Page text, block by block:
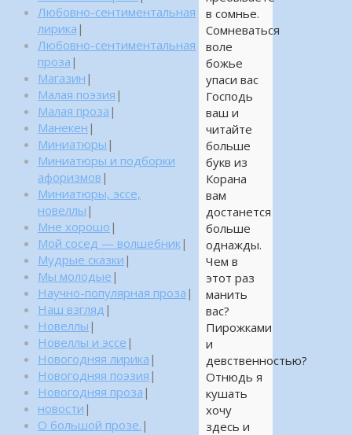
в сомнье.
Сомневаться
воле
божье
упаси вас
Господь
ваш и
читайте
больше
букв из
Корана
вам
достанется
больше
однажды.
Чем в
этот раз
манить
вас?
Пирожками
и
девственностью?
Отнюдь я
кушать
хочу
здесь и
Любовно-сентиментальная
лирика |
Любовно-сентиментальная
проза |
Магазин |
Малая поэзия |
Малая проза |
Манекен |
Миниатюры |
Миниатюры и подборки
афоризмов |
Миниатюры, эссе,
новеллы |
Мне хорошо |
Мой сосед — волшебник|
Мудрые сказки |
Мы молодые |
Научно-популярная проза |
Наш взгляд |
Новеллы |
Новеллы и эссе |
Новогодняя лирика |
Новогодняя поэзия |
Новогодняя проза |
новости |
О большой прозе. |